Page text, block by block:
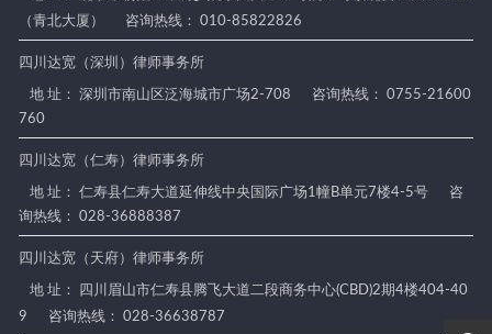
（青北大厦）
咨询热线： 010-85822826
四川达宽（深圳）律师事务所
地 址： 深圳市南山区泛海城市广场2-708
咨询热线： 0755-21600
760
四川达宽（仁寿）律师事务所
地 址： 仁寿县仁寿大道延伸线中央国际广场1幢B单元7楼4-5号
咨
询热线： 028-36888387
四川达宽（天府）律师事务所
地 址： 四川眉山市仁寿县腾飞大道二段商务中心(CBD)2期4楼404-40
9
咨询热线： 028-36638787